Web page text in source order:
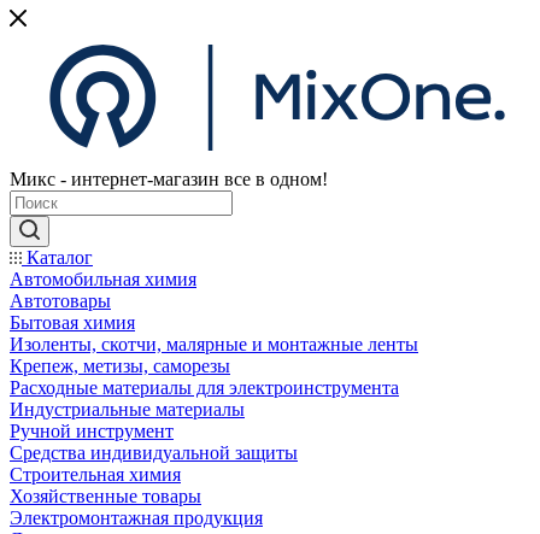
Микс - интернет-магазин все в одном!
Каталог
Автомобильная химия
Автотовары
Бытовая химия
Изоленты, скотчи, малярные и монтажные ленты
Крепеж, метизы, саморезы
Расходные материалы для электроинструмента
Индустриальные материалы
Ручной инструмент
Средства индивидуальной защиты
Строительная химия
Хозяйственные товары
Электромонтажная продукция